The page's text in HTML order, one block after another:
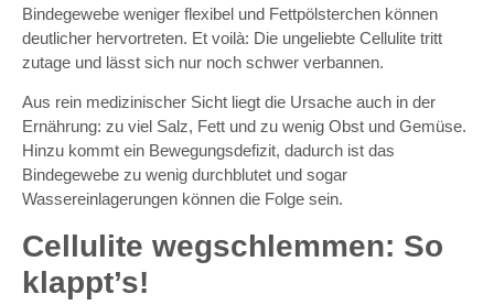
Bindegewebe weniger flexibel und Fettpölsterchen können
deutlicher hervortreten. Et voilà: Die ungeliebte Cellulite tritt
zutage und lässt sich nur noch schwer verbannen.
Aus rein medizinischer Sicht liegt die Ursache auch in der
Ernährung: zu viel Salz, Fett und zu wenig Obst und Gemüse.
Hinzu kommt ein Bewegungsdefizit, dadurch ist das
Bindegewebe zu wenig durchblutet und sogar
Wassereinlagerungen können die Folge sein.
Cellulite wegschlemmen: So
klappt’s!